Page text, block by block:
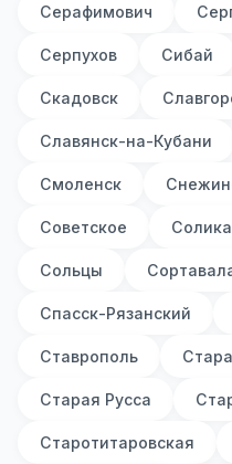
Серафимович
Серпухов Сибай
Скадовск
Славянск-на-Кубани
Смоленск
Советское
Сольцы
Спасск-Рязанский
Ставрополь
Старая Русса
Старотитаровская